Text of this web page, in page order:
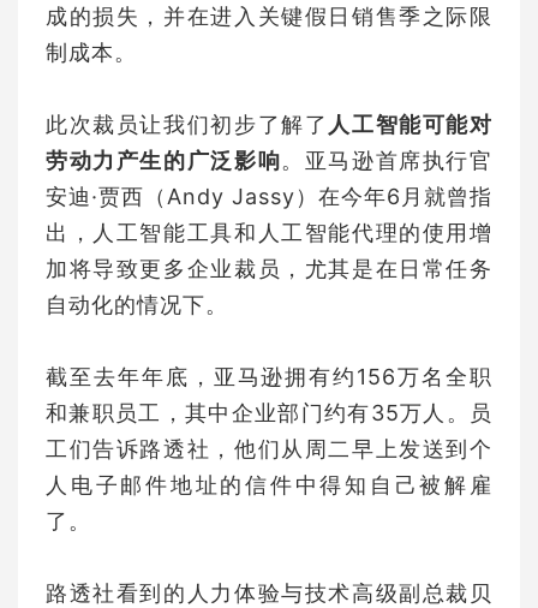
成的损失，并在进入关键假日销售季之际限
制成本。
此次裁员让我们初步了解了 人工智能可能对
劳动力产生的广泛影响。亚马逊首席执行官
安迪·贾西（Andy Jassy）在今年6月就曾指
出，人工智能工具和人工智能代理的使用增
加将导致更多企业裁员，尤其是在日常任务
自动化的情况下。
截至去年年底，亚马逊拥有约156万名全职
和兼职员工，其中企业部门约有35万人。员
工们告诉路透社，他们从周二早上发送到个
人电子邮件地址的信件中得知自己被解雇
了。
路透社看到的人力体验与技术高级副总裁贝